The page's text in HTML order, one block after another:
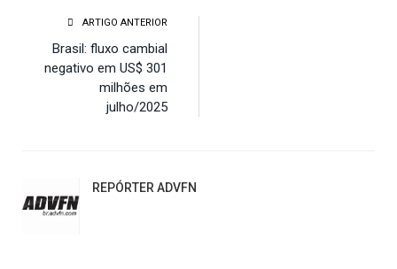
ARTIGO ANTERIOR
Brasil: fluxo cambial
negativo em US$ 301
milhões em
julho/2025
REPÓRTER ADVFN